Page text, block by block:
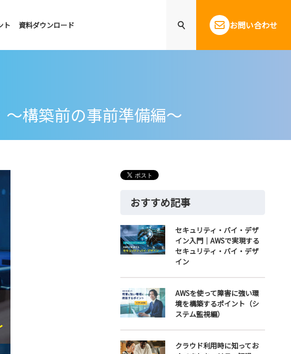
ト 資料ダウンロード お問い合わせ
～構築前の事前準備編～
おすすめ記事
セキュリティ・バイ・デザ
イン入門｜AWSで実現する
セキュリティ・バイ・デザ
イン
AWSを使って障害に強い環
境を構築するポイント（シ
ステム監視編）
クラウド利用時に知ってお